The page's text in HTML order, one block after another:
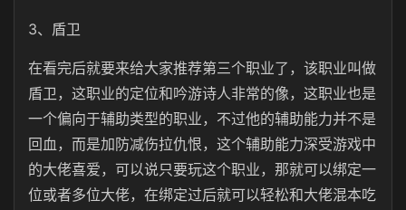
3、盾卫
在看完后就要来给大家推荐第三个职业了，该职业叫做
盾卫，这职业的定位和吟游诗人非常的像，这职业也是
一个偏向于辅助类型的职业，不过他的辅助能力并不是
回血，而是加防减伤拉仇恨，这个辅助能力深受游戏中
的大佬喜爱，可以说只要玩这个职业，那就可以绑定一
位或者多位大佬，在绑定过后就可以轻松和大佬混本吃